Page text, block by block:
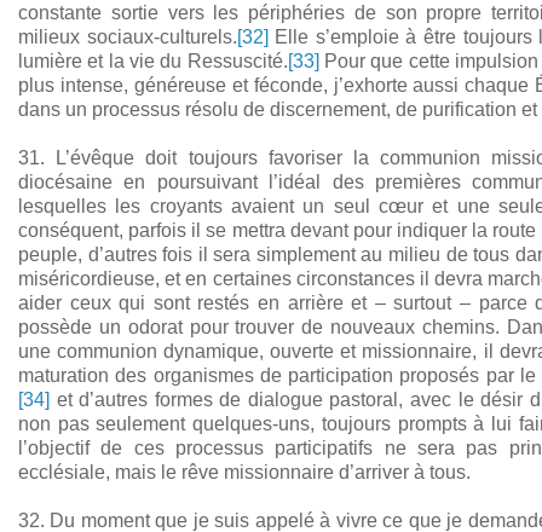
constante sortie vers les périphéries de son propre
milieux sociaux-culturels.[32] Elle s’emploie à être
lumière et la vie du Ressuscité.[33] Pour que cette
plus intense, généreuse et féconde, j’exhorte aussi chaque
dans un processus résolu de discernement, de purification et
31. L’évêque doit toujours favoriser la communion
diocésaine en poursuivant l’idéal des premières
lesquelles les croyants avaient un seul cœur et une
conséquent, parfois il se mettra devant pour indiquer la route
peuple, d’autres fois il sera simplement au milieu de tous
miséricordieuse, et en certaines circonstances il devra
aider ceux qui sont restés en arrière et – surtout – parce
possède un odorat pour trouver de nouveaux chemins.
une communion dynamique, ouverte et missionnaire, il
maturation des organismes de participation proposés par le
[34] et d’autres formes de dialogue pastoral, avec le désir
non pas seulement quelques-uns, toujours prompts à lui
l’objectif de ces processus participatifs ne sera pas
ecclésiale, mais le rêve missionnaire d’arriver à tous.
32. Du moment que je suis appelé à vivre ce que je